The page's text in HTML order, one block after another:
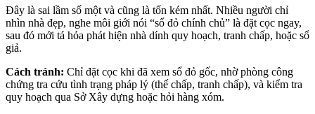
Đây là sai lầm số một và cũng là tốn kém nhất. Nhiều người chỉ
nhìn nhà đẹp, nghe môi giới nói “sổ đỏ chính chủ” là đặt cọc ngay,
sau đó mới tá hỏa phát hiện nhà dính quy hoạch, tranh chấp, hoặc sổ
giả.
Cách tránh: Chỉ đặt cọc khi đã xem sổ đỏ gốc, nhờ phòng công
chứng tra cứu tình trạng pháp lý (thế chấp, tranh chấp), và kiểm tra
quy hoạch qua Sở Xây dựng hoặc hỏi hàng xóm.